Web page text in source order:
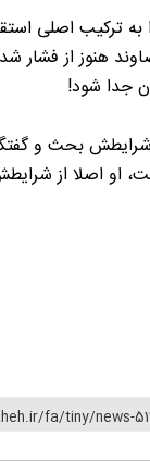
ترکیب اصلی
هنوز از فشار
جدا شود!
بحث و
او اصلا از
fa/tiny/news-